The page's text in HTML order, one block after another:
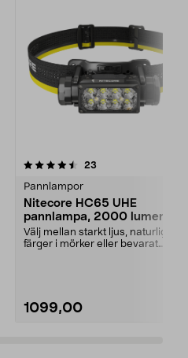
23
Pannlampor
Nitecore HC65 UHE
pannlampa, 2000 lumen
Välj mellan starkt ljus, naturliga
färger i mörker eller bevarat
1099,00
4.0 av 5 stjärnor